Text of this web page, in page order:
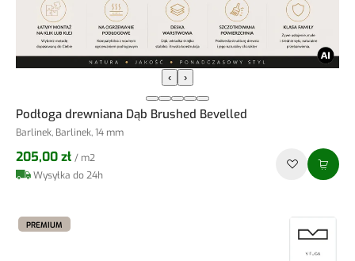
‹ ›
Podłoga drewniana Dąb Brushed Bevelled
Barlinek, Barlinek, 14 mm
205,00 zł / m2
Wysyłka do 24h
PREMIUM